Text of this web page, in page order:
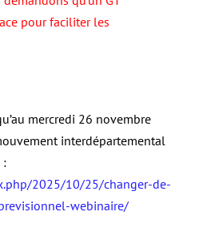
pour faciliter les
mercredi 26 novembre
interdépartemental
:
2025/10/25/changer-de-
webinaire/